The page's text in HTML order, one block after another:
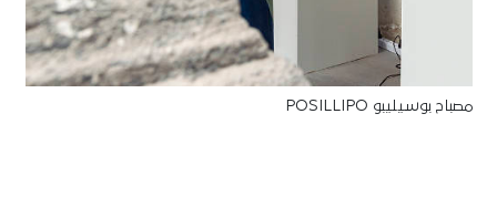
مصباح بوسيليبو POSILLIPO